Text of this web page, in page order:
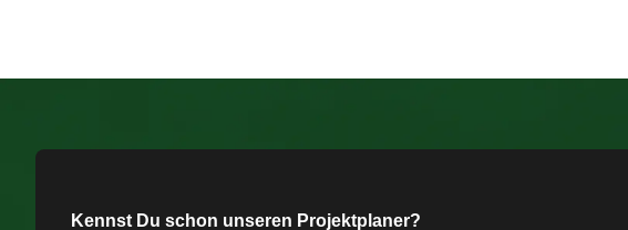
Kennst Du schon unseren Projektplaner?